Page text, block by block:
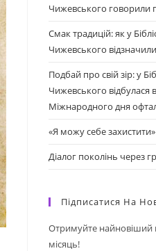
Чижевського говорили
Смак традицій: як у
Чижевського
Подбай про свій зір: у
Чижевського відбулася
Міжнародного дня
«Я можу себе захистити»
Діалог поколінь через
Підписатися На
Отримуйте найновіший
місяць!